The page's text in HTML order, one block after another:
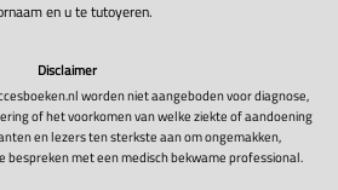
en u te tutoyeren.
Disclaimer
worden niet aangeboden voor diagnose,
of het voorkomen van welke ziekte of aandoening
en lezers ten sterkste aan om ongemakken,
met een medisch bekwame professional.